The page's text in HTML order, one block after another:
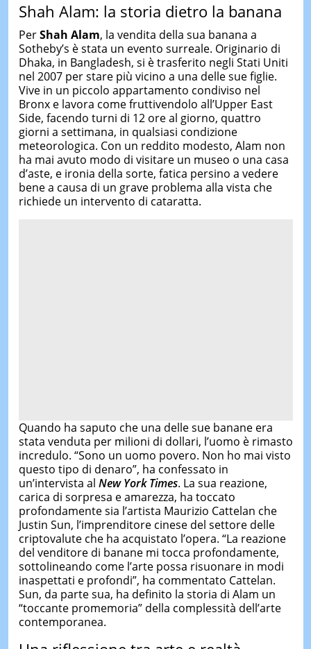
Shah Alam: la storia dietro la banana
PerShah Alam, la vendita della sua banana a
Sotheby’s è stata un evento surreale. Originario di
Dhaka, in Bangladesh, si è trasferito negli Stati Uniti
nel 2007 per stare più vicino a una delle sue figlie.
Vive in un piccolo appartamento condiviso nel
Bronx e lavora come fruttivendolo all’Upper East
Side, facendo turni di 12 ore al giorno, quattro
giorni a settimana, in qualsiasi condizione
meteorologica. Con un reddito modesto, Alam non
ha mai avuto modo di visitare un museo o una casa
d’aste, e ironia della sorte, fatica persino a vedere
bene a causa di un grave problema alla vista che
richiede un intervento di cataratta.
Quando ha saputo che una delle sue banane era
stata venduta per milioni di dollari, l’uomo è rimasto
incredulo. “Sono un uomo povero. Non ho mai visto
questo tipo di denaro”, ha confessato in
un’intervista al New York Times. La sua reazione,
carica di sorpresa e amarezza, ha toccato
profondamente sia l’artista Maurizio Cattelan che
Justin Sun, l’imprenditore cinese del settore delle
criptovalute che ha acquistato l’opera. “La reazione
del venditore di banane mi tocca profondamente,
sottolineando come l’arte possa risuonare in modi
inaspettati e profondi”, ha commentato Cattelan.
Sun, da parte sua, ha definito la storia di Alam un
“toccante promemoria” della complessità dell’arte
contemporanea.